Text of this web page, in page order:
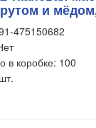
и
475150682
в коробке: 100